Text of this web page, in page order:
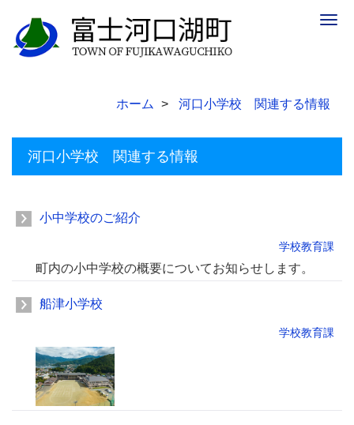
ホーム 河口小学校 関連する情報
河口小学校 関連する情報
小中学校のご紹介
学校教育課
町内の小中学校の概要についてお知らせします。
船津小学校
学校教育課